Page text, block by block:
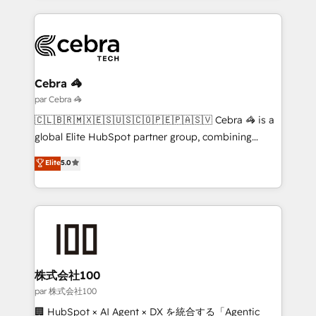
website, or build your new one.
Cebra 🦓
par Cebra 🦓
🇨🇱🇧🇷🇲🇽🇪🇸🇺🇸🇨🇴🇵🇪🇵🇦🇸🇻 Cebra 🦓 is a
global Elite HubSpot partner group, combining
technology, marketing and media expertise across
Latin America and Southern Europe, with teams
across 9 countries. Born in Chile, we combine local
insight with international reach to help businesses
grow. For over 12 years, we’ve delivered 500+
solutions that integrate CRM, AI automation, inbound
and loop marketing, content, and digital creativity.
Our multicultural team works in Spanish, Portuguese,
and English to design scalable strategies that drive
Elite5.0
株式会社100
par 株式会社100
🏢 HubSpot × AI Agent × DX を統合する「Agentic